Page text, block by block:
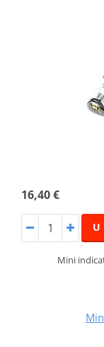
16,40 €
U
Mini